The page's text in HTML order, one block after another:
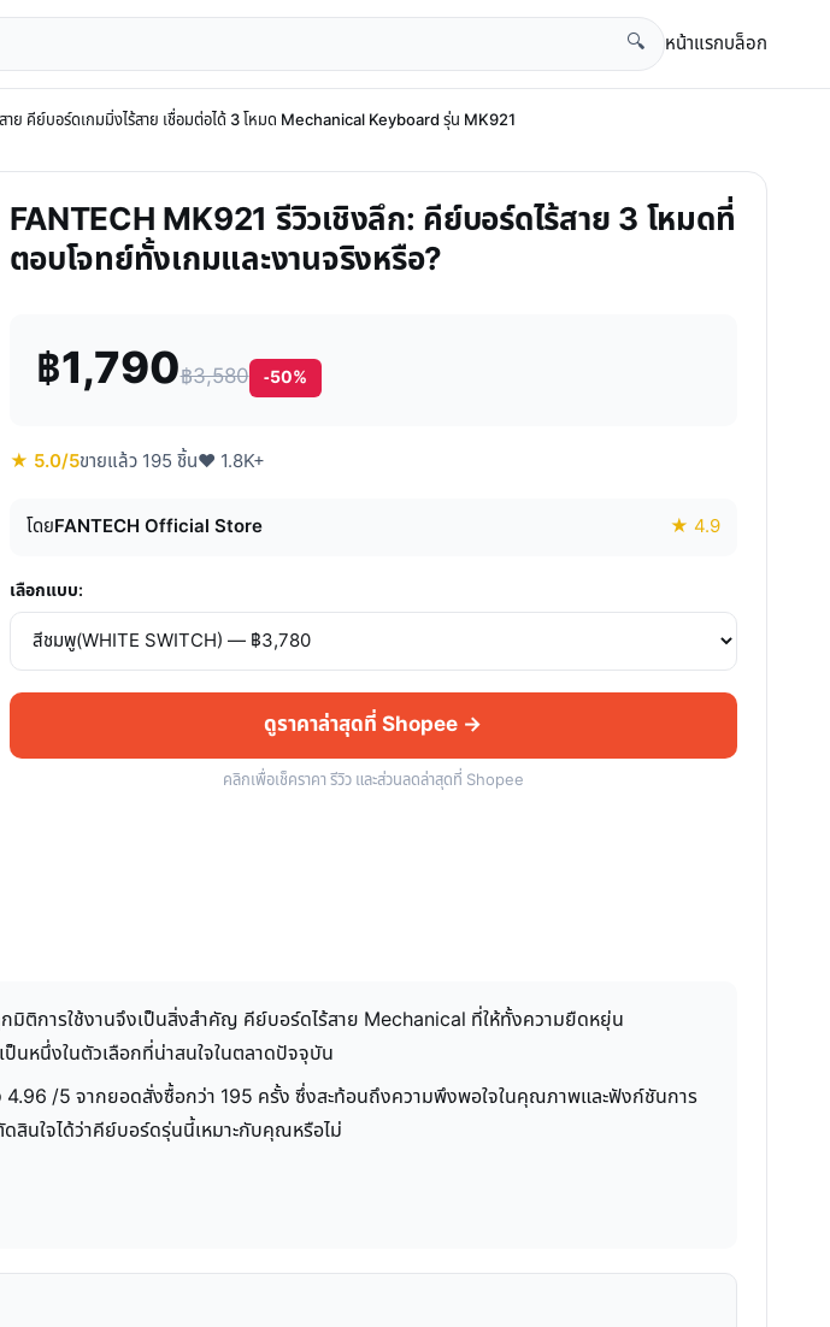
🔍 หน้าแรกบล็อก
ย คีย์บอร์ดเกมมิ่งไร้สาย เชื่อมต่อได้ 3 โหมด Mechanical Keyboard รุ่น MK921
FANTECH MK921 รีวิวเชิงลึก: คีย์บอร์ดไร้สาย 3 โหมดที่
ตอบโจทย์ทั้งเกมและงานจริงหรือ?
฿1,790฿3,580 -50%
★ 5.0/5ขายแล้ว 195 ชิ้น♥ 1.8K+
โดยFANTECH Official Store ★ 4.9
เลือกแบบ:
ดูราคาล่าสุดที่ Shopee →
คลิกเพื่อเช็คราคา รีวิว และส่วนลดล่าสุดที่ Shopee
มิติการใช้งานจึงเป็นสิ่งสำคัญ คีย์บอร์ดไร้สาย Mechanical ที่ให้ทั้งความยืดหยุ่น
นหนึ่งในตัวเลือกที่น่าสนใจในตลาดปัจจุบัน
/5 จากยอดสั่งซื้อกว่า 195 ครั้ง ซึ่งสะท้อนถึงความพึงพอใจในคุณภาพและฟังก์ชันการ
สินใจได้ว่าคีย์บอร์ดรุ่นนี้เหมาะกับคุณหรือไม่